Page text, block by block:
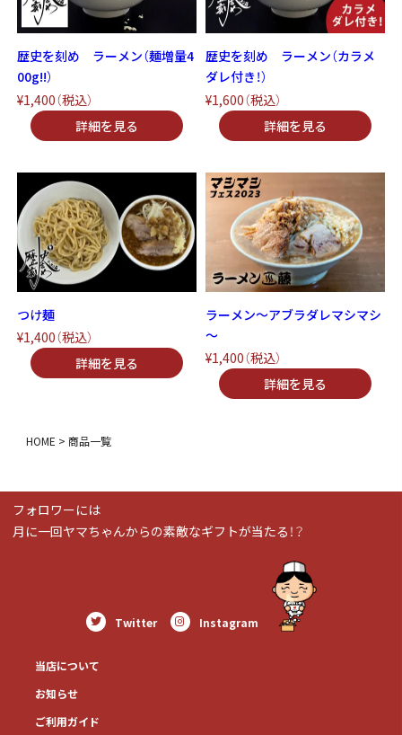
歴史を刻め ラーメン（麺増量4
00g!!）
¥1,400（税込）
歴史を刻め ラーメン（カラメ
ダレ付き！）
¥1,600（税込）
つけ麺
¥1,400（税込）
ラーメン～アブラダレマシマシ
～
¥1,400（税込）
HOME 商品一覧
フォロワーには
月に一回ヤマちゃんからの素敵なギフトが当たる！？
Twitter Instagram
当店について
お知らせ
ご利用ガイド